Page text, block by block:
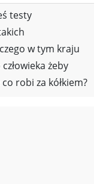
testy
w tym kraju
żeby
robi za kółkiem?